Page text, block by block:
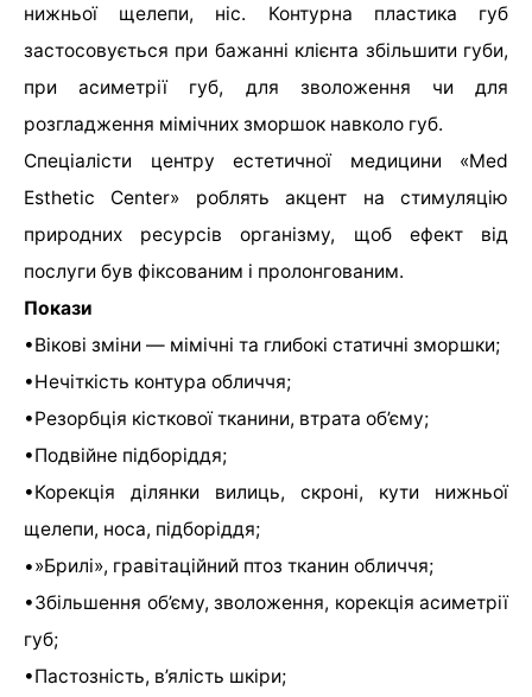
нижньої щелепи, ніс. Контурна пластика губ
застосовується при бажанні клієнта збільшити губи,
при асиметрії губ, для зволоження чи для
розгладження мімічних зморшок навколо губ.
Спеціалісти центру естетичної медицини «Med
Esthetic Center» роблять акцент на стимуляцію
природних ресурсів організму, щоб ефект від
послуги був фіксованим і пролонгованим.
Покази
•Вікові зміни — мімічні та глибокі статичні зморшки;
•Нечіткість контура обличчя;
•Резорбція кісткової тканини, втрата об’єму;
•Подвійне підборіддя;
•Корекція ділянки вилиць, скроні, кути нижньої
щелепи, носа, підборіддя;
•»Брилі», гравітаційний птоз тканин обличчя;
•Збільшення об’єму, зволоження, корекція асиметрії
губ;
•Пастозність, в’ялість шкіри;